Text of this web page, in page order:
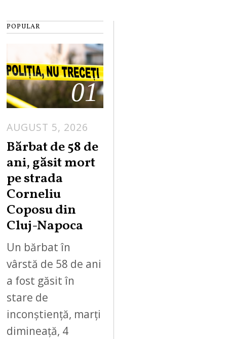
POPULAR
01
AUGUST 5, 2026
Bărbat de 58 de
ani, găsit mort
pe strada
Corneliu
Coposu din
Cluj-Napoca
Un bărbat în
vârstă de 58 de ani
a fost găsit în
stare de
inconștiență, marți
dimineață, 4